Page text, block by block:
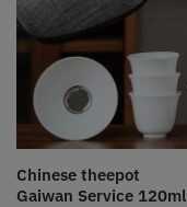
Chinese theepot
Gaiwan Service 120ml